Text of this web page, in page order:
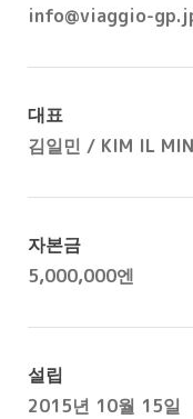
info@viaggio-
대표
김일민 / KIM IL MIN
자본금
5,000,000엔
설립
2015년 10월 15일